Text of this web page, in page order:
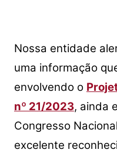
Nossa entidade
uma informação
envolvendo o
nº 21/2023, ainda
Congresso
excelente